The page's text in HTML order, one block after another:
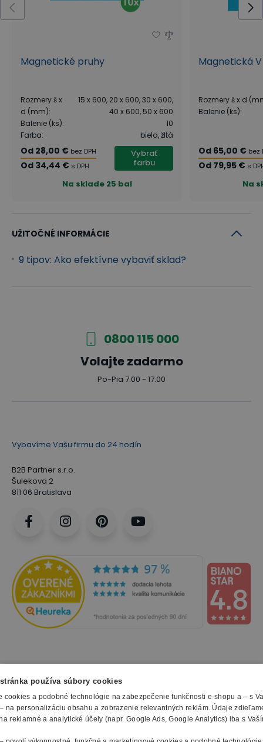
Magnetické pruhy
Rozmery š x
d (mm):
15 x 600, 20 x 600, 30 x 600,
40 x 600, 50 x 600
Balenie (ks):
10
Farba: biela, žltá
Od 28,00 € bez DPH
Od 34,44 € s DPH
Vybrať
farbu
Na sklade 25 bal
Magnetická
Rozmery š x d
Balenie (ks):
Od 65,00 € bez
Od 79,95 € s
Na
UŽITOČNÉ INFORMÁCIE
9 tipov: Ako efektívne vybaviť sklad?
0800 115 000
Volajte zadarmo
Po-Pia 7:00 - 17:00
Vybavíme Vašu firmu do 24 hodín
B2B Partner s.r.o.
Šulekova 2
811 06 Bratislava
NAKUPOVANIE
Všetko o nákupe
Obchodné podmienky
SLUŽBY
používa súbory cookies
cookies a podobné technológie na zabezpečenie funkčnosti e-shopu a – s
na personalizáciu obsahu a zobrazenie relevantných reklám. Údaje
reklamné a analytické účely (napr. Google Ads, Google Analytics) iba s